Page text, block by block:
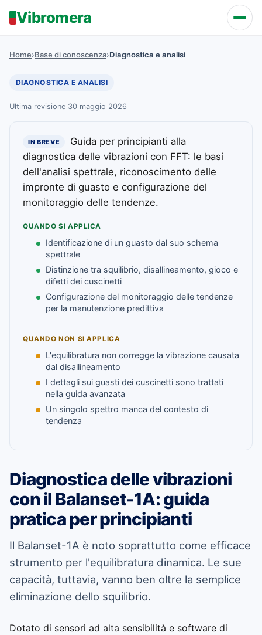
Vibromera
Home›Base di conoscenza›Diagnostica e analisi
DIAGNOSTICA E ANALISI
Ultima revisione 30 maggio 2026
IN BREVE
Guida per principianti alla
diagnostica delle vibrazioni con FFT: le basi
dell'analisi spettrale, riconoscimento delle
impronte di guasto e configurazione del
monitoraggio delle tendenze.
QUANDO SI APPLICA
Identificazione di un guasto dal suo schema
spettrale
Distinzione tra squilibrio, disallineamento, gioco e
difetti dei cuscinetti
Configurazione del monitoraggio delle tendenze
per la manutenzione predittiva
QUANDO NON SI APPLICA
L'equilibratura non corregge la vibrazione causata
dal disallineamento
I dettagli sui guasti dei cuscinetti sono trattati
nella guida avanzata
Un singolo spettro manca del contesto di
tendenza
Diagnostica delle vibrazioni
con il Balanset-1A: guida
pratica per principianti
Il Balanset-1A è noto soprattutto come efficace
strumento per l'equilibratura dinamica. Le sue
capacità, tuttavia, vanno ben oltre la semplice
eliminazione dello squilibrio.
Dotato di sensori ad alta sensibilità e software di